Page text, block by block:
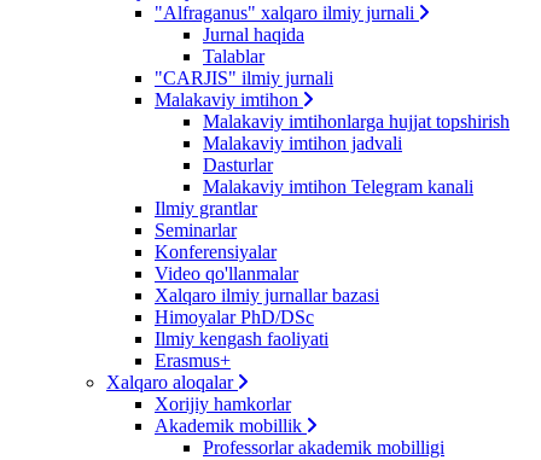
"Alfraganus" xalqaro ilmiy jurnali
Jurnal haqida
Talablar
"CARJIS" ilmiy jurnali
Malakaviy imtihon
Malakaviy imtihonlarga hujjat topshirish
Malakaviy imtihon jadvali
Dasturlar
Malakaviy imtihon Telegram kanali
Ilmiy grantlar
Seminarlar
Konferensiyalar
Video qo'llanmalar
Xalqaro ilmiy jurnallar bazasi
Himoyalar PhD/DSc
Ilmiy kengash faoliyati
Erasmus+
Xalqaro aloqalar
Xorijiy hamkorlar
Akademik mobillik
Professorlar akademik mobilligi